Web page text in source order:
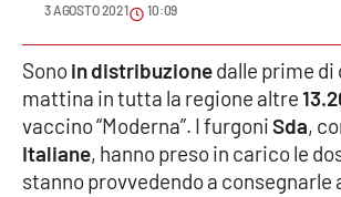
Meteo
Editoriali
VIDEO
3 AGOSTO 2021 10:09
Sonoin distribuzionedalle prime di
mattina in tutta la regione altre
vaccino “Moderna”. I furgoniSda,
Italiane, hanno preso in carico le
stanno provvedendo a